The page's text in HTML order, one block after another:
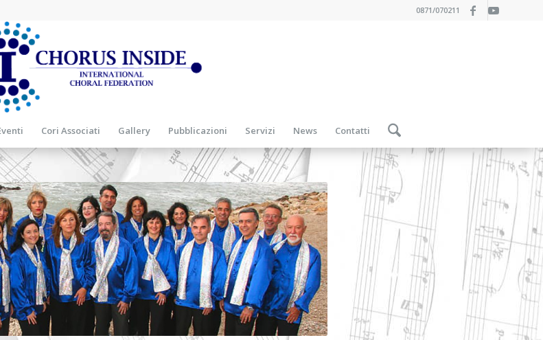
0871/070211
Cori Associati Gallery Pubblicazioni Servizi News Contatti